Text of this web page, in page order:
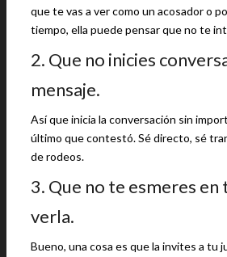
que te vas a ver como un acosador o
tiempo, ella puede pensar que no te
2. Que no inicies
mensaje.
Así que inicia la conversación sin
último que contestó. Sé directo, sé
de rodeos.
3. Que no te esmeres en
verla.
Bueno, una cosa es que la invites a tu